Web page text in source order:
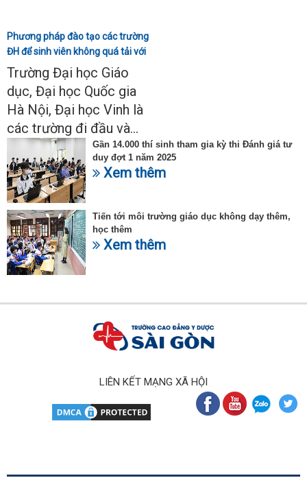
Phương pháp đào tạo các trường
ĐH để sinh viên không quá tải với
ngành Sư phạm Khoa học tự
nhiên
Trường Đại học Giáo
dục, Đại học Quốc gia
Hà Nội, Đại học Vinh là
các trường đi đầu và...
Gần 14.000 thí sinh tham gia kỳ thi Đánh giá tư
duy đợt 1 năm 2025
Xem thêm
Tiến tới môi trường giáo dục không dạy thêm,
học thêm
Xem thêm
LIÊN KẾT MẠNG XÃ HỘI